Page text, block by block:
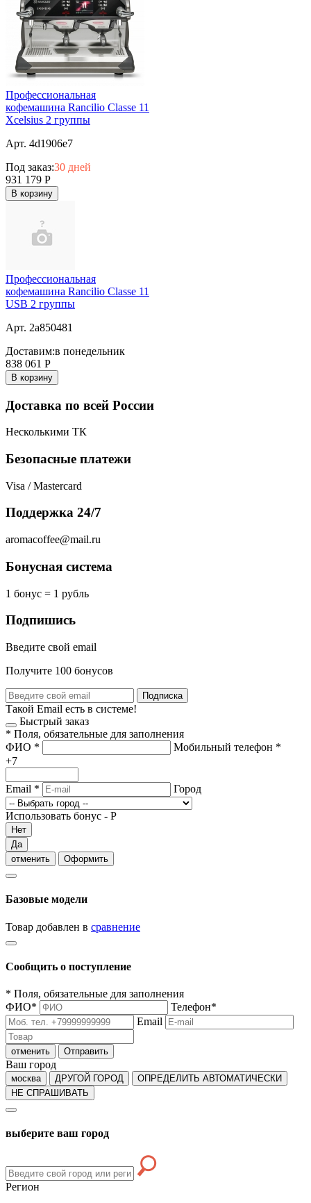
Профессиональная
кофемашина Rancilio Classe 11
Xcelsius 2 группы
Арт. 4d1906e7
Под заказ:30 дней
931 179 Р
В корзину
Профессиональная
кофемашина Rancilio Classe 11
USB 2 группы
Арт. 2a850481
Доставим:в понедельник
838 061 Р
В корзину
Доставка по всей России
Несколькими ТК
Безопасные платежи
Visa / Mastercard
Поддержка 24/7
aromacoffee@mail.ru
Бонусная система
1 бонус = 1 рубль
Подпишись
Введите свой email
Получите 100 бонусов
Подписка
Такой Email есть в системе!
Быстрый заказ
* Поля, обязательные для заполнения
ФИО * Мобильный телефон *
+7
Email * Город
Использовать бонус - Р
Нет
Да
отменить
Оформить
Базовые модели
Товар добавлен в сравнение
Сообщить о поступление
* Поля, обязательные для заполнения
ФИО* Телефон*
Email
отменить Отправить
Ваш город
москва ДРУГОЙ ГОРОД
ОПРЕДЕЛИТЬ АВТОМАТИЧЕСКИ
НЕ СПРАШИВАТЬ
выберите ваш город
Регион